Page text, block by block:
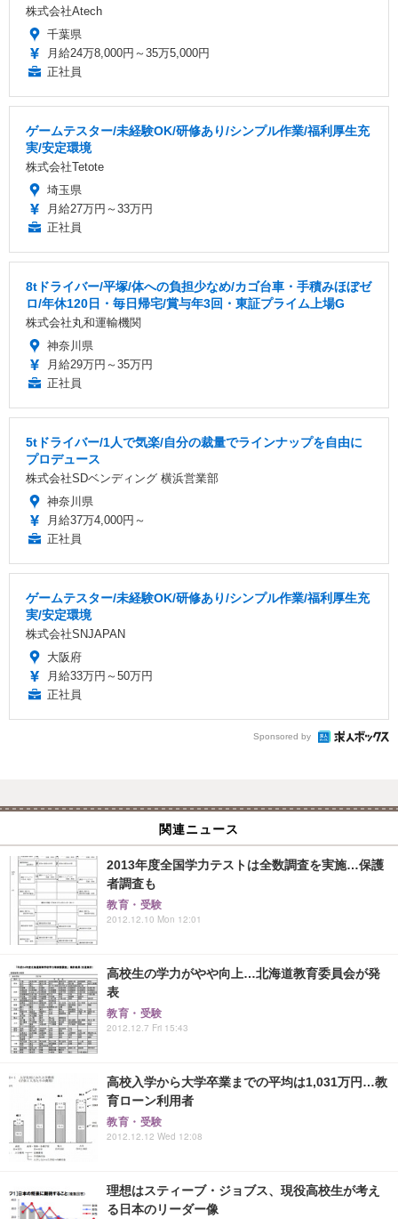
株式会社Atech
千葉県
月給24万8,000円～35万5,000円
正社員
ゲームテスター/未経験OK/研修あり/シンプル作業/福利厚生充
実/安定環境
株式会社Tetote
埼玉県
月給27万円～33万円
正社員
8tドライバー/平塚/体への負担少なめ/カゴ台車・手積みほぼゼ
ロ/年休120日・毎日帰宅/賞与年3回・東証プライム上場G
株式会社丸和運輸機関
神奈川県
月給29万円～35万円
正社員
5tドライバー/1人で気楽/自分の裁量でラインナップを自由に
プロデュース
株式会社SDベンディング 横浜営業部
神奈川県
月給37万4,000円～
正社員
ゲームテスター/未経験OK/研修あり/シンプル作業/福利厚生充
実/安定環境
株式会社SNJAPAN
大阪府
月給33万円～50万円
正社員
Sponsored by
関連ニュース
2013年度全国学力テストは全数調査を実施…保護
者調査も
教育・受験
2012.12.10 Mon 12:01
高校生の学力がやや向上…北海道教育委員会が発
表
教育・受験
2012.12.7 Fri 15:43
高校入学から大学卒業までの平均は1,031万円…教
育ローン利用者
教育・受験
2012.12.12 Wed 12:08
理想はスティーブ・ジョブス、現役高校生が考え
る日本のリーダー像